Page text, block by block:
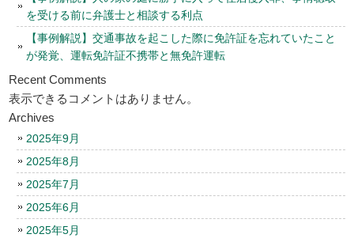
を受ける前に弁護士と相談する利点
【事例解説】交通事故を起こした際に免許証を忘れていたこと
が発覚、運転免許証不携帯と無免許運転
Recent Comments
表示できるコメントはありません。
Archives
2025年9月
2025年8月
2025年7月
2025年6月
2025年5月